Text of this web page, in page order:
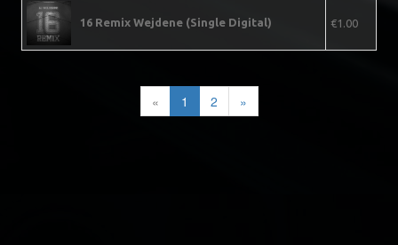
16 Remix Wejdene (Single Digital) €1.00
« 1 2 »